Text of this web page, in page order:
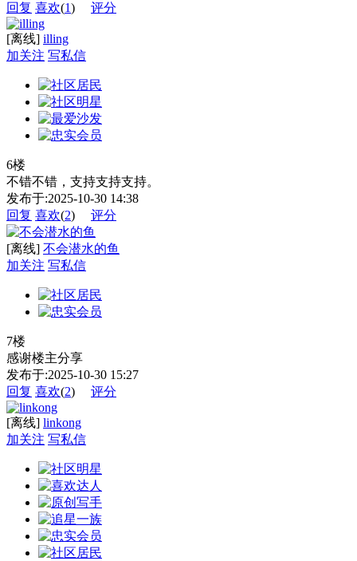
回复 喜欢(1) 评分
[离线] illing
加关注 写私信
6楼
不错不错，支持支持支持。
发布于:2025-10-30 14:38
回复 喜欢(2) 评分
[离线] 不会潜水的鱼
加关注 写私信
7楼
感谢楼主分享
发布于:2025-10-30 15:27
回复 喜欢(2) 评分
[离线] linkong
加关注 写私信